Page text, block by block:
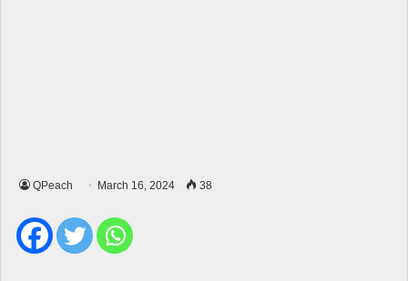
QPeach March 16, 2024 38